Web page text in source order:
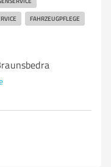
FAHRZEUGPFLEGE